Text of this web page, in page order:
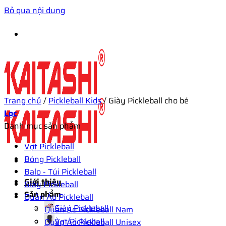
Bỏ qua nội dung
Giới thiệu
Sản phẩm
Giày Pickleball
Vợt Pickleball
Trang chủ/Pickleball Kids/ Giày Pickleball cho bé
Lọc
Danh mục sản phẩm
Vợt Pickleball
Bóng Pickleball
Balo - Túi Pickleball
Giày Pickleball
Quần Áo Pickleball
Quần Áo Pickleball Nam
Quần Áo Pickleball Unisex